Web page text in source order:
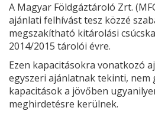
A Magyar Földgáztároló Zrt.
ajánlati felhívást tesz közzé
megszakítható kitárolási
2014/2015 tárolói évre.
Ezen kapacitásokra vonatkozó
egyszeri ajánlatnak tekinti, nem
kapacitások a jövőben
meghirdetésre kerülnek.